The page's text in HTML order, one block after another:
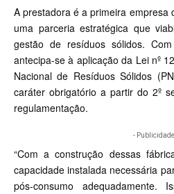
A prestadora é a primeira empresa
uma parceria estratégica que
gestão de resíduos sólidos.
antecipa-se à aplicação da Lei nº
Nacional de Resíduos Sólidos
caráter obrigatório a partir do 2º
regulamentação.
-
“Com a construção dessas
capacidade instalada necessária
pós-consumo